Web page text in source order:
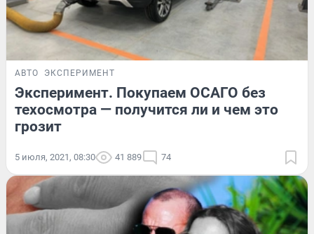
АВТО ЭКСПЕРИМЕНТ
Эксперимент. Покупаем ОСАГО без
техосмотра — получится ли и чем это
грозит
5 июля, 2021, 08:30 41 889 74